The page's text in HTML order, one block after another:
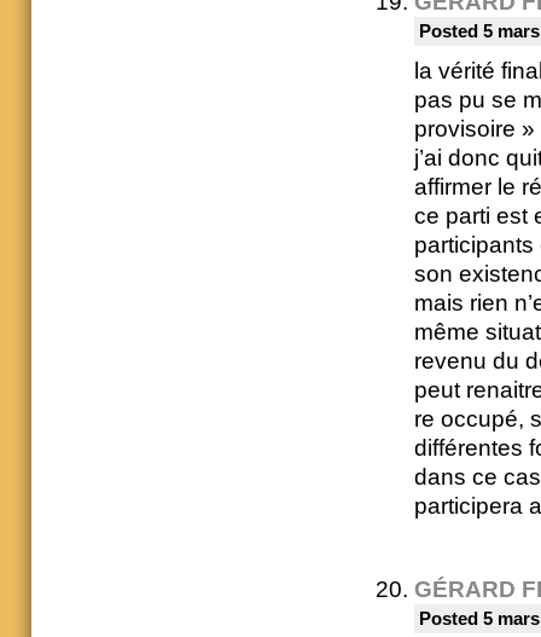
Posted 5
la vérité
pas pu se
provisoire
j’ai donc
affirmer le
ce parti est
son
mais rien
même
revenu du
peut
re occupé,
différentes
dans ce
participera
GÉRARD
Posted 5